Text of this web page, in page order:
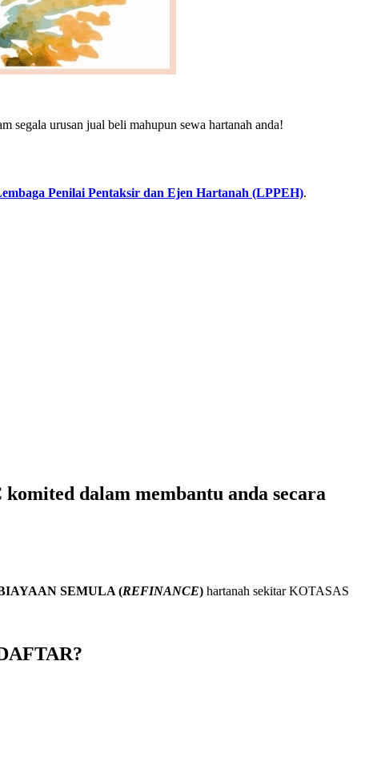
segala urusan jual beli mahupun sewa hartanah anda!
Penilai Pentaksir dan Ejen Hartanah (LPPEH).
komited dalam membantu anda secara
SEMULA (REFINANCE) hartanah sekitar KOTASAS